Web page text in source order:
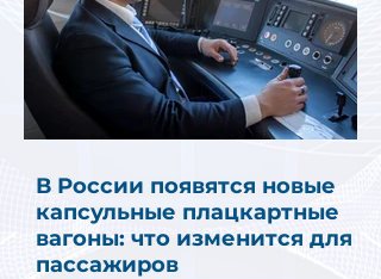
В России появятся новые
капсульные плацкартные
вагоны: что изменится для
пассажиров